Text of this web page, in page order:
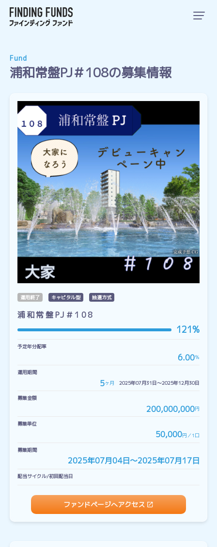
Fund
浦和常盤PJ＃108の募集情報
運用終了 キャピタル型 抽選方式
浦和常盤PJ＃108
121%
予定年分配率
6.00％
運用期間
5ヶ月 2025年07月31日〜2025年12月30日
募集金額
200,000,000円
募集単位
50,000円／1口
募集期間
2025年07月04日〜2025年07月17日
配当サイクル/初回配当日
ファンドページへアクセス